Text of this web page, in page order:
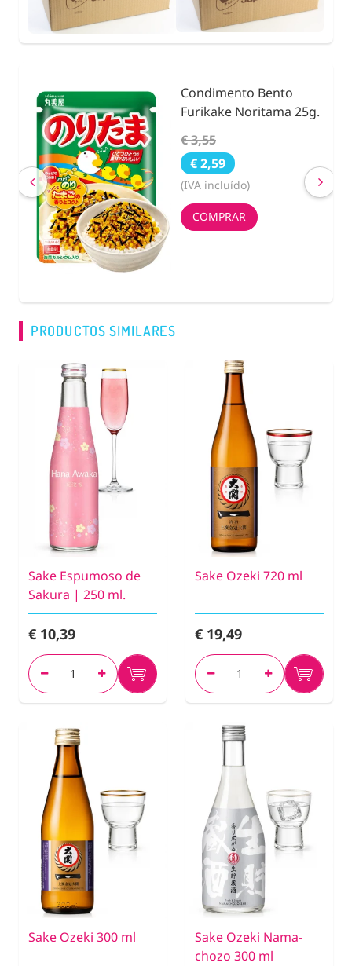
Condimento Bento
Furikake Noritama 25g.
€ 3,55
€ 2,59
(IVA incluído)
COMPRAR
PRODUCTOS SIMILARES
Sake Espumoso de
Sakura | 250 ml.
€ 10,39
Sake Ozeki 720 ml
€ 19,49
Sake Ozeki 300 ml
Sake Ozeki Nama-
chozo 300 ml